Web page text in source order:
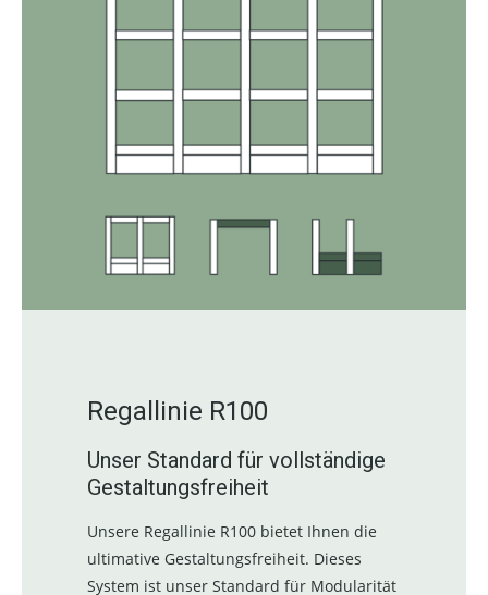
Regallinie R100
Unser Standard für vollständige
Gestaltungsfreiheit
Unsere Regallinie R100 bietet Ihnen die
ultimative Gestaltungsfreiheit. Dieses
System ist unser Standard für Modularität